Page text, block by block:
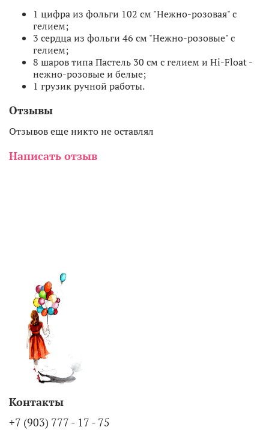
1 цифра из фольги 102 см "Нежно-розовая" с
гелием;
3 сердца из фольги 46 см "Нежно-розовые" с
гелием;
8 шаров типа Пастель 30 см с гелием и Hi-Float -
нежно-розовые и белые;
1 грузик ручной работы.
Отзывы
Отзывов еще никто не оставлял
Написать отзыв
Контакты
+7 (903) 777 - 17 - 75